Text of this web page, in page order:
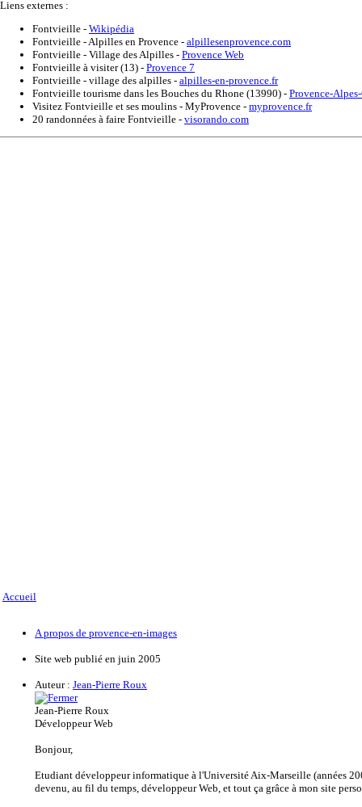
Liens externes :
Fontvieille - Wikipédia
Fontvieille - Alpilles en Provence - alpillesenprovence.com
Fontvieille - Village des Alpilles - Provence Web
Fontvieille à visiter (13) - Provence 7
Fontvieille - village des alpilles - alpilles-en-provence.fr
Fontvieille tourisme dans les Bouches du Rhone (13990) - Provence-
Visitez Fontvieille et ses moulins - MyProvence - myprovence.fr
20 randonnées à faire Fontvieille - visorando.com
Accueil
A propos de provence-en-images
Site web publié en juin 2005
Auteur : Jean-Pierre Roux
Jean-Pierre Roux
Développeur Web
Bonjour,
Etudiant développeur informatique à l'Université Aix-Marseille (années
devenu, au fil du temps, développeur Web, et tout ça grâce à mon site